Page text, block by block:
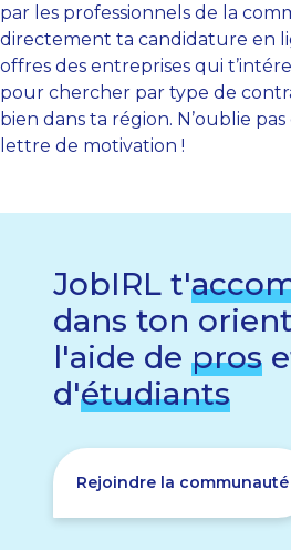
par les professionnels de la
directement ta candidature en
offres des entreprises qui
pour chercher par type de
bien dans ta région. N’oublie
lettre de motivation !
JobIRL t'
dans ton
l'aide de pros
d'étudiants
Rejoindre la communauté